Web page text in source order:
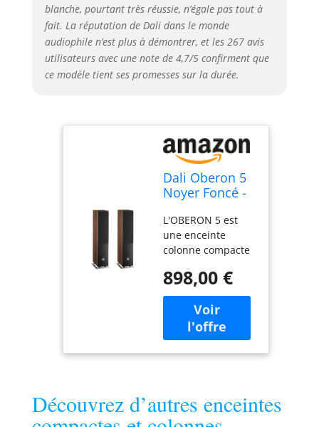
blanche, pourtant très réussie, n’égale pas tout à
fait. La réputation de Dali dans le monde
audiophile n’est plus à démontrer, et les 267 avis
utilisateurs avec une note de 4,7/5 confirment que
ce modèle tient ses promesses sur la durée.
Dali Oberon 5
Noyer Foncé -
Colonnes (la
Paire)
L'OBERON 5 est
une enceinte
colonne compacte
deux haut-parleurs
médiums en fibre
de bois de 130 mm
(5 1/4") et la calotte
d'aigus OBERON
de 29 mm.
ses basses
incroyablement
898,00 €
Découvrez d’autres enceintes